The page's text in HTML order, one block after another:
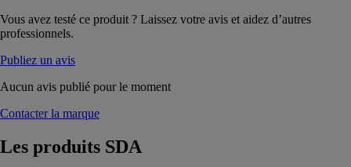
Vous avez testé ce produit ? Laissez votre avis et aidez d’autres
professionnels.
Publiez un avis
Aucun avis publié pour le moment
Contacter la marque
Les produits SDA